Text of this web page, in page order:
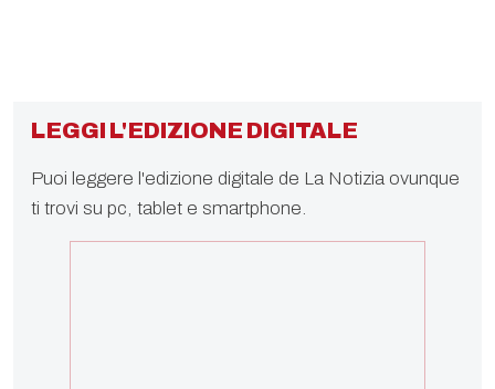
LEGGI L'EDIZIONE DIGITALE
Puoi leggere l'edizione digitale de La Notizia ovunque
ti trovi su pc, tablet e smartphone.